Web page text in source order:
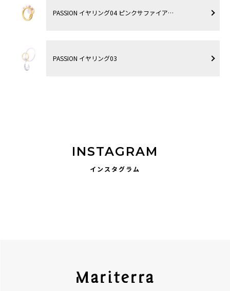
PASSION イヤリング04 ピンクサファイア…
PASSION イヤリング03
INSTAGRAM
インスタグラム